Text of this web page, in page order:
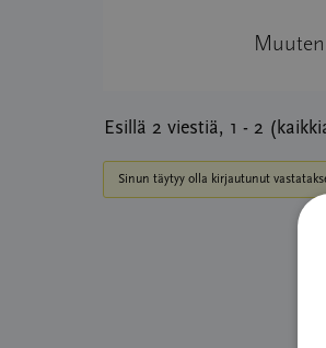
Esillä 2 viestiä, 1 - 2
Sinun täytyy olla kirjautunut